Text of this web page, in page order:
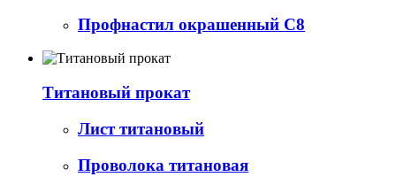
Профнастил окрашенный С8
Титановый прокат
Лист титановый
Проволока титановая